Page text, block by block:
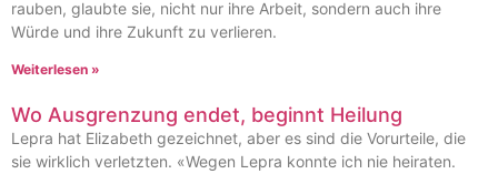
rauben, glaubte sie, nicht nur ihre Arbeit, sondern auch ihre
Würde und ihre Zukunft zu verlieren.
Weiterlesen »
Wo Ausgrenzung endet, beginnt Heilung
Lepra hat Elizabeth gezeichnet, aber es sind die Vorurteile, die
sie wirklich verletzten. «Wegen Lepra konnte ich nie heiraten.